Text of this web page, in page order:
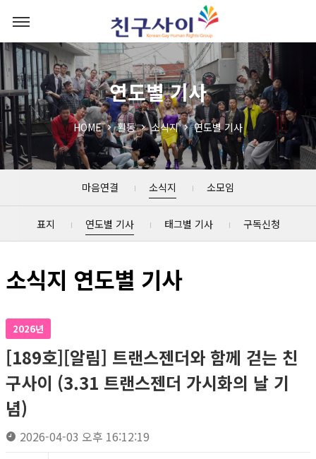
연도별 기사
HOME 활동 소식지 연도별 기사
마음연결 소식지 소모임
표지 연도별 기사 태그별 기사 구독신청
소식지 연도별 기사
2026년
[189호][알림] 트랜스젠더와 함께 걷는 친
구사이 (3.31 트랜스젠더 가시화의 날 기
념)
2026-04-03 오후 16:12:19